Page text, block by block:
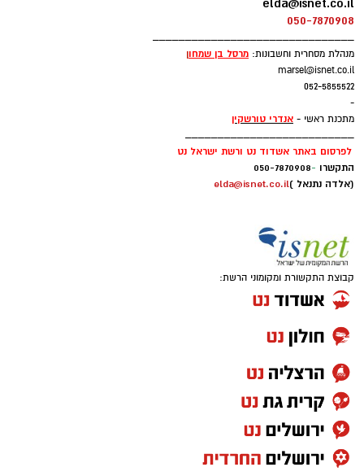
elda@isnet.co.il
050-7870908
_______________________________
מנהלת מסחרית וחשבונות: מרסל בן שמחון
marsel@isnet.co.il
052-5855522
-
מתכנת ראשי - אנדרי טורשקין
__________________________
לפרסום באתר אשדוד נט ורשת ישראל נט
התקשרו -
050-7870908
(אלדה נתנאל )elda@isnet.co.il
קבוצת התקשורת ומקומוני הרשת: